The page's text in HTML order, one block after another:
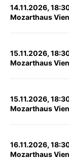
14.11.2026,
Mozarthaus
15.11.2026,
Mozarthaus
15.11.2026,
Mozarthaus
16.11.2026,
Mozarthaus